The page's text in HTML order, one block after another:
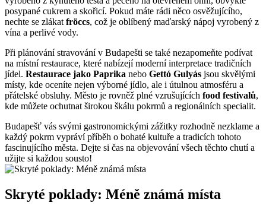
posypané cukrem a skořicí. Pokud máte rádi něco osvěžujícího,
nechte se zlákat fröccs, což je oblíbený maďarský nápoj vyrobený z
vína a perlivé vody.
Při plánování stravování v Budapešti se také nezapomeňte podívat
na místní restaurace, které nabízejí moderní interpretace tradičních
jídel. Restaurace jako Paprika nebo Gettó Gulyás jsou skvělými
místy, kde oceníte nejen výborné jídlo, ale i útulnou atmosféru a
přátelské obsluhy. Město je rovněž plné vzrušujících food festivalů,
kde můžete ochutnat širokou škálu pokrmů a regionálních specialit.
Budapešť vás svými gastronomickými zážitky rozhodně nezklame a
každý pokrm vypráví příběh o bohaté kultuře a tradicích tohoto
fascinujícího města. Dejte si čas na objevování všech těchto chutí a
užijte si každou sousto!
Skryté poklady: Méně známá místa